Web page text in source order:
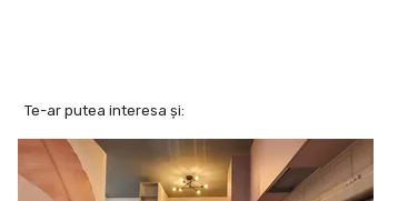
Te-ar putea interesa și: